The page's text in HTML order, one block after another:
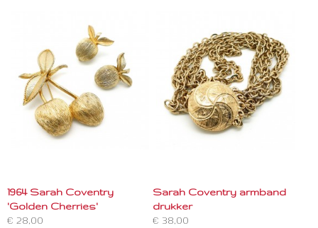
1964 Sarah Coventry
'Golden Cherries'
€ 28,00
Sarah Coventry armband
drukker
€ 38,00